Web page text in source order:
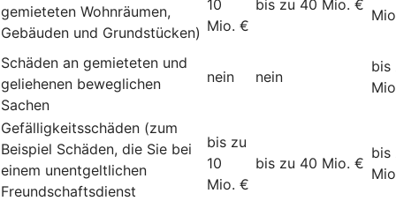
gemieteten Wohnräumen,
Gebäuden und Grundstücken)
10
Mio. €
bis zu 40 Mio. €
Schäden an gemieteten und
geliehenen beweglichen
Sachen
nein nein
bis
Gefälligkeitsschäden (zum
Beispiel Schäden, die Sie bei
einem unentgeltlichen
Freundschaftsdienst
bis zu
10
Mio. €
bis zu 40 Mio. €
bis